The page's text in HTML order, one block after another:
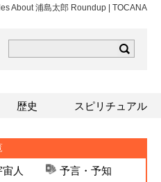
About 浦島太郎 Roundup | TOCANA
人
予言・予知
歴史 スピリチュアル